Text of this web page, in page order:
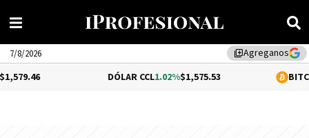
library_addAgreganos
7/8/2026
1.02%$1,575.53 -0.32%